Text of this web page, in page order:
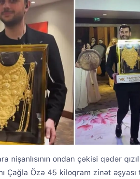
nişanlısının ondan çəkisi qədər
Çağla Özə 45 kiloqram zinət əşyası